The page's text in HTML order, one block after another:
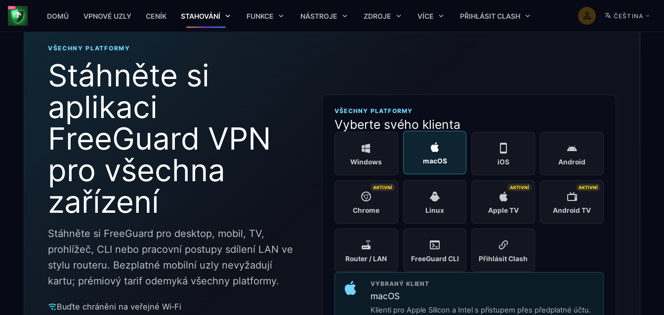
DOMŮ VPNOVÉ UZLY CENÍK STAHOVÁNÍ FUNKCE NÁSTROJE ZDROJE VÍCE PŘIHLÁSIT CLASH ČEŠTINA
VŠECHNY PLATFORMY
Stáhněte si
aplikaci
FreeGuard VPN
pro všechna
zařízení
Stáhněte si FreeGuard pro desktop, mobil, TV,
prohlížeč, CLI nebo pracovní postupy sdílení LAN ve
stylu routeru. Bezplatné mobilní uzly nevyžadují
kartu; prémiový tarif odemyká všechny platformy.
Buďte chráněni na veřejné Wi‑Fi
VŠECHNY PLATFORMY
Vyberte svého klienta
Windows macOS iOS Android
Chrome
AKTIVNÍ
Linux Apple TV
AKTIVNÍ
Android TV
AKTIVNÍ
Router / LAN FreeGuard CLI Přihlásit Clash
VYBRANÝ KLIENT
macOS
Klienti pro Apple Silicon a Intel s přístupem přes předplatné účtu.